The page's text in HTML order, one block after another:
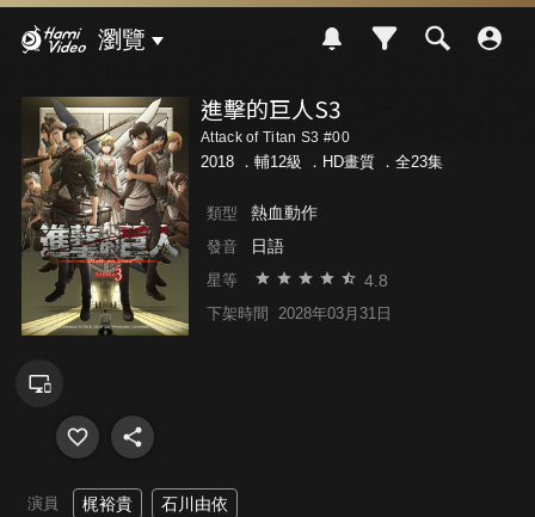
瀏覽
進擊的巨人S3
Attack of Titan S3 #00
2018 ． 輔12級 ．HD畫質 ．全23集
類型 熱血動作
發音 日語
星等 4.8
下架時間 2028年03月31日
演員 梶裕貴 石川由依